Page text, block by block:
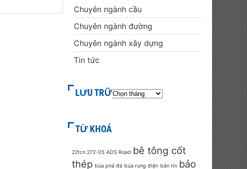
Chuyên ngành cầu
Chuyên ngành đường
Chuyên ngành xây dựng
Tin tức
LƯU TRỮ
TỪ KHOÁ
22tcn 272-05 ADS Road bê tông cốt
thép búa phá đá búa rung điện bản tin bảo